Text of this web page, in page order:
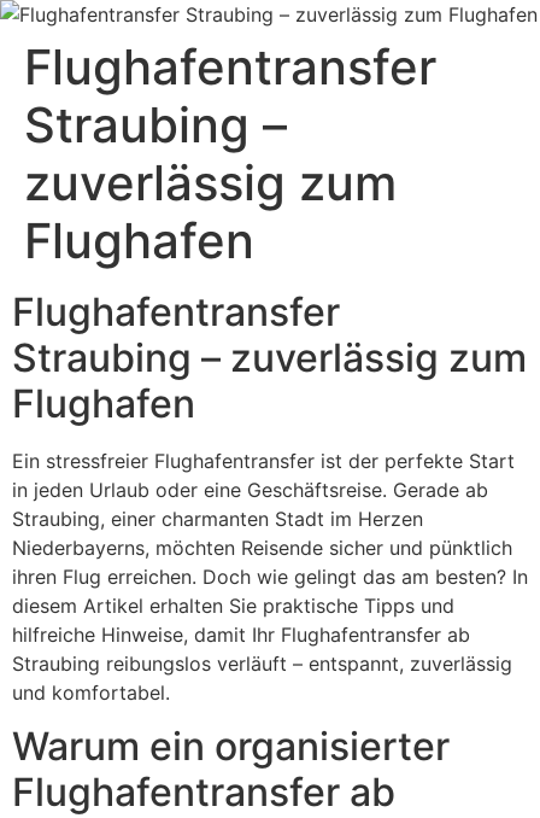
Flughafentransfer
Straubing –
zuverlässig zum
Flughafen
Flughafentransfer
Straubing – zuverlässig zum
Flughafen
Ein stressfreier Flughafentransfer ist der perfekte Start
in jeden Urlaub oder eine Geschäftsreise. Gerade ab
Straubing, einer charmanten Stadt im Herzen
Niederbayerns, möchten Reisende sicher und pünktlich
ihren Flug erreichen. Doch wie gelingt das am besten? In
diesem Artikel erhalten Sie praktische Tipps und
hilfreiche Hinweise, damit Ihr Flughafentransfer ab
Straubing reibungslos verläuft – entspannt, zuverlässig
und komfortabel.
Warum ein organisierter
Flughafentransfer ab